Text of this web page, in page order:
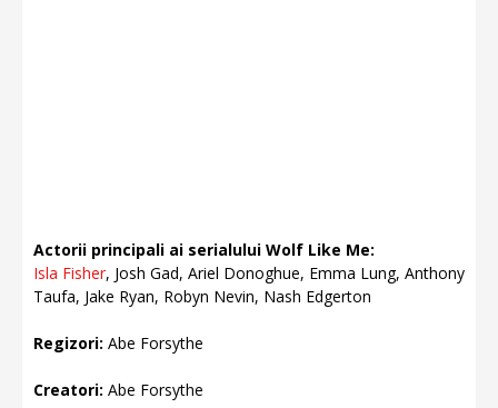
Actorii principali ai serialului Wolf Like Me:
Isla Fisher, Josh Gad, Ariel Donoghue, Emma Lung, Anthony
Taufa, Jake Ryan, Robyn Nevin, Nash Edgerton
Regizori: Abe Forsythe
Creatori: Abe Forsythe